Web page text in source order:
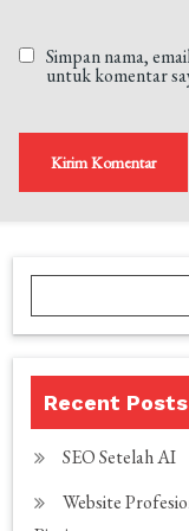
Simpan nama,
untuk komentar
Recent Posts
SEO Setelah AI
Website